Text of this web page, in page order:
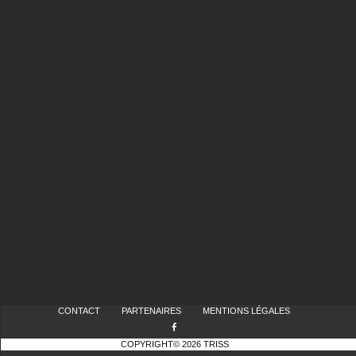
CONTACT PARTENAIRES MENTIONS LÉGALES
COPYRIGHT© 2026 TRISS